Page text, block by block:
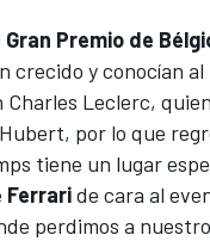
Gran Premio de
crecido y conocían
Charles Leclerc,
por lo que
tiene un lugar
Ferraride cara al
perdimos a